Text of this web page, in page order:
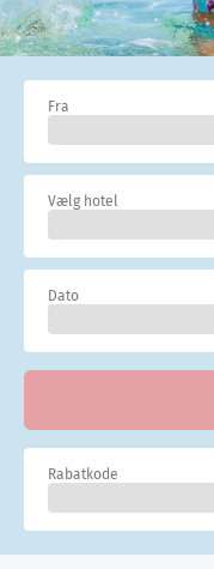
Fra
Vælg hotel
Dato
Rabatkode